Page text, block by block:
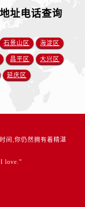
址电话查询
石景山区 海淀区
昌平区 大兴区
延庆区
间,你仍然拥有着精湛
love.”